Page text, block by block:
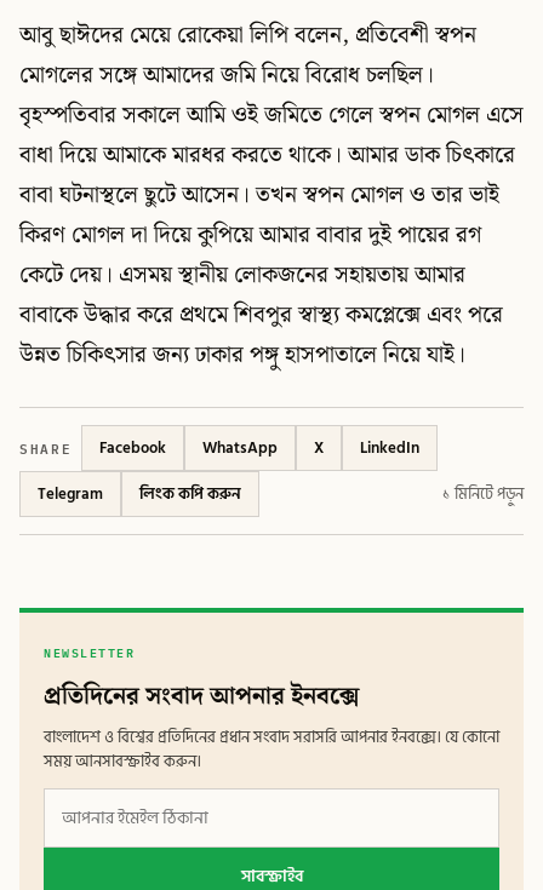
আবু ছাঈদের মেয়ে রোকেয়া লিপি বলেন, প্রতিবেশী স্বপন
মোগলের সঙ্গে আমাদের জমি নিয়ে বিরোধ চলছিল।
বৃহস্পতিবার সকালে আমি ওই জমিতে গেলে স্বপন মোগল এসে
বাধা দিয়ে আমাকে মারধর করতে থাকে। আমার ডাক চিৎকারে
বাবা ঘটনাস্থলে ছুটে আসেন। তখন স্বপন মোগল ও তার ভাই
কিরণ মোগল দা দিয়ে কুপিয়ে আমার বাবার দুই পায়ের রগ
কেটে দেয়। এসময় স্থানীয় লোকজনের সহায়তায় আমার
বাবাকে উদ্ধার করে প্রথমে শিবপুর স্বাস্থ্য কমপ্লেক্সে এবং পরে
উন্নত চিকিৎসার জন্য ঢাকার পঙ্গু হাসপাতালে নিয়ে যাই।
SHARE Facebook WhatsApp X
LinkedIn
Telegram
লিংক কপি করুন ১ মিনিটে পড়ুন
NEWSLETTER
প্রতিদিনের সংবাদ আপনার ইনবক্সে
বাংলাদেশ ও বিশ্বের প্রতিদিনের প্রধান সংবাদ সরাসরি আপনার ইনবক্সে। যে কোনো
সময় আনসাবস্ক্রাইব করুন।
সাবস্ক্রাইব